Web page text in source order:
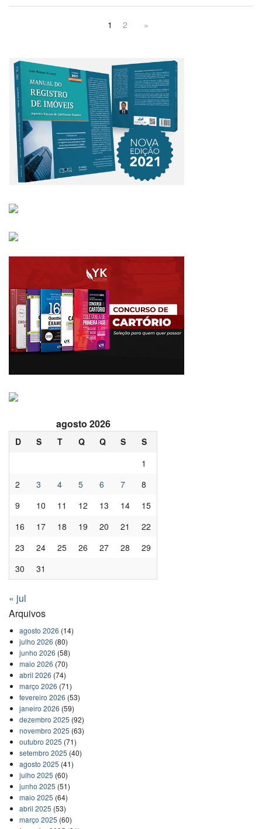
1 2 »
agosto 2026
D S T Q Q S
S
1
2
3 4 5 6 7
8
9
10 11 12 13 14
15
16
17 18 19 20 21
22
23
24 25 26 27 28
29
30
31
« jul
Arquivos
agosto 2026 (14)
julho 2026 (80)
junho 2026 (58)
maio 2026 (70)
abril 2026 (74)
março 2026 (71)
fevereiro 2026 (53)
janeiro 2026 (59)
dezembro 2025 (92)
novembro 2025 (63)
outubro 2025 (71)
setembro 2025 (40)
agosto 2025 (41)
julho 2025 (60)
junho 2025 (51)
maio 2025 (64)
abril 2025 (53)
março 2025 (60)